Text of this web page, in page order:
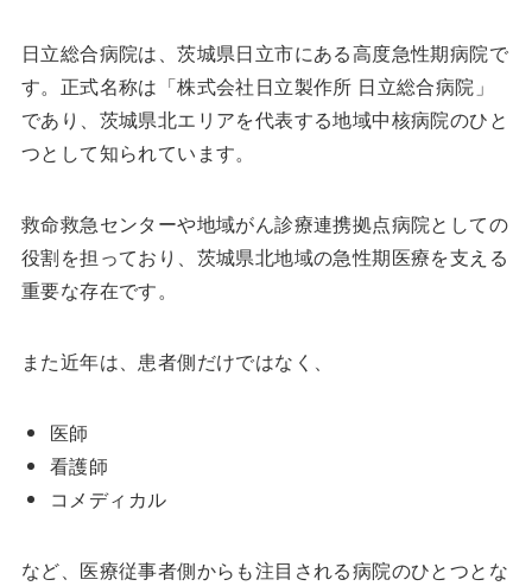
日立総合病院は、茨城県日立市にある高度急性期病院で
す。正式名称は「株式会社日立製作所 日立総合病院」
であり、茨城県北エリアを代表する地域中核病院のひと
つとして知られています。
救命救急センターや地域がん診療連携拠点病院としての
役割を担っており、茨城県北地域の急性期医療を支える
重要な存在です。
また近年は、患者側だけではなく、
医師
看護師
コメディカル
など、医療従事者側からも注目される病院のひとつとな